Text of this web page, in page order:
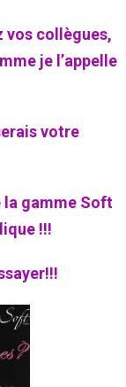
vos collègues,
je l’appelle
votre
la gamme Soft
!!!